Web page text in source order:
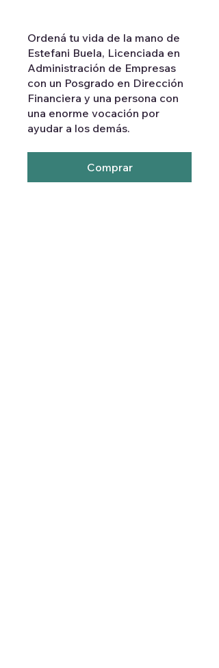
Ordená tu vida de la mano de
Estefani Buela, Licenciada en
Administración de Empresas
con un Posgrado en Dirección
Financiera y una persona con
una enorme vocación por
ayudar a los demás.
Comprar